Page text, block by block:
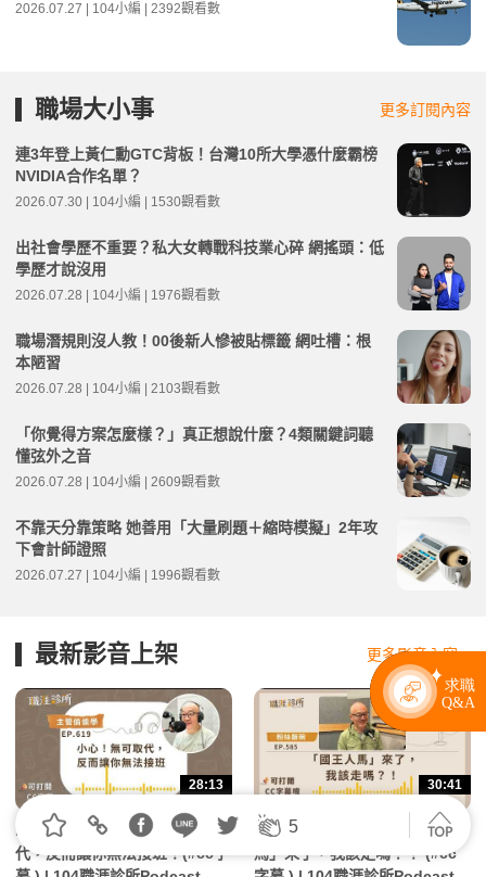
5
2026.07.27 | 104小編 | 2392觀看數
職場大小事 更多訂閱內容
連3年登上黃仁勳GTC背板！台灣10所大學憑什麼霸榜
NVIDIA合作名單？
2026.07.30 | 104小編 | 1530觀看數
出社會學歷不重要？私大女轉戰科技業心碎 網搖頭：低
學歷才說沒用
2026.07.28 | 104小編 | 1976觀看數
職場潛規則沒人教！00後新人慘被貼標籤 網吐槽：根
本陋習
2026.07.28 | 104小編 | 2103觀看數
「你覺得方案怎麼樣？」真正想說什麼？4類關鍵詞聽
懂弦外之音
2026.07.28 | 104小編 | 2609觀看數
不靠天分靠策略 她善用「大量刷題＋縮時模擬」2年攻
下會計師證照
2026.07.27 | 104小編 | 1996觀看數
最新影音上架 更多影音內容 >
28:13
EP619【#職涯】小心！無可取
代，反而讓你無法接班！(#cc字
30:41
EP585【#職場生存】「國王人
馬」來了，我該走嗎？！ (#cc